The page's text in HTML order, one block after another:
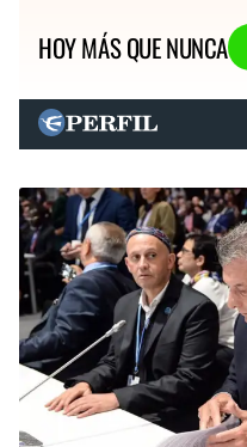
HOY MÁS QUE NUNCA